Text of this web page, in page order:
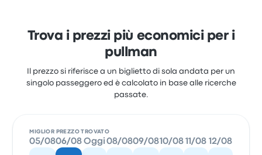
Trova i prezzi più economici per i
pullman
Il prezzo si riferisce a un biglietto di sola andata per un
singolo passeggero ed è calcolato in base alle ricerche
passate.
MIGLIOR PREZZO TROVATO
05/0806/08 Oggi 08/0809/0810/08 11/08 12/08